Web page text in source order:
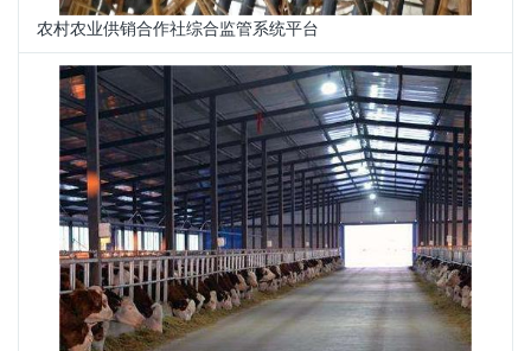
农村农业供销合作社综合监管系统平台